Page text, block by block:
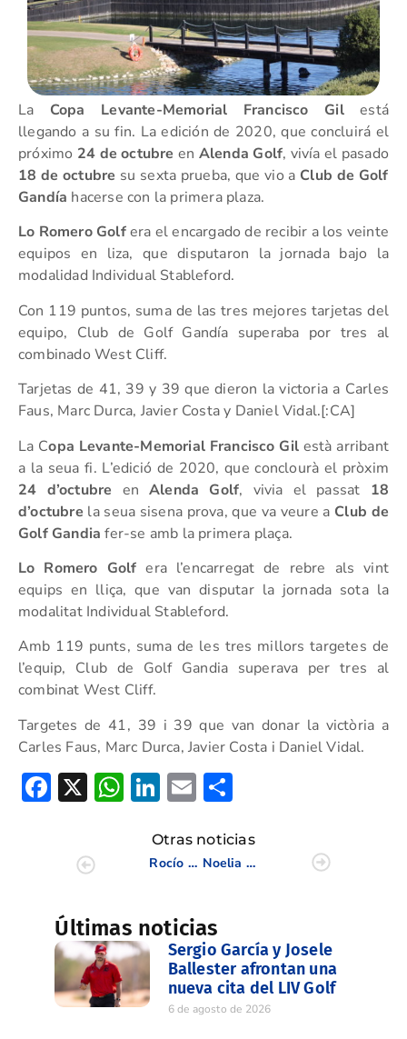
La Copa Levante-Memorial Francisco Gilestá
llegando a su fin. La edición de 2020, que concluirá el
próximo 24 de octubre en Alenda Golf, vivía el pasado
18 de octubre su sexta prueba, que vio a Club de Golf
Gandía hacerse con la primera plaza.
Lo Romero Golfera el encargado de recibir a los veinte
equipos en liza, que disputaron la jornada bajo la
modalidad Individual Stableford.
Con 119 puntos, suma de las tres mejores tarjetas del
equipo, Club de Golf Gandía superaba por tres al
combinado West Cliff.
Tarjetas de 41, 39 y 39 que dieron la victoria a Carles
Faus, Marc Durca, Javier Costa y Daniel Vidal.[:CA]
La Copa Levante-Memorial Francisco Gil està arribant
a la seua fi. L’edició de 2020, que conclourà el pròxim
24 d’octubre enAlenda Golf, vivia el passat 18
d’octubre la seua sisena prova, que va veure a Club de
Golf Gandia fer-se amb la primera plaça.
Lo Romero Golf era l’encarregat de rebre als vint
equips en lliça, que van disputar la jornada sota la
modalitat Individual Stableford.
Amb 119 punts, suma de les tres millors targetes de
l’equip, Club de Golf Gandia superava per tres al
combinat West Cliff.
Targetes de 41, 39 i 39 que van donar la victòria a
Carles Faus, Marc Durca, Javier Costa i Daniel Vidal.
Facebook
X WhatsApp
LinkedIn
Email
Otras noticias
Rocío Tejedo y Navid Mousavi vencen en El Plantío
Noelia Rodríguez triunfa con la Lindenwood University en el McKendree Bearcat Dual Gender
Últimas noticias
Sergio García y Josele
Ballester afrontan una
nueva cita del LIV Golf
6 de agosto de 2026